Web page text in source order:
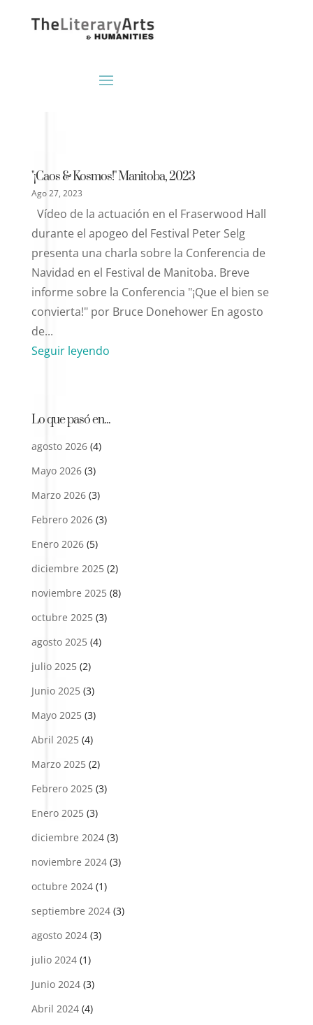
"¡Caos & Kosmos!" Manitoba, 2023
Ago 27, 2023
Vídeo de la actuación en el Fraserwood Hall
durante el apogeo del Festival Peter Selg
presenta una charla sobre la Conferencia de
Navidad en el Festival de Manitoba. Breve
informe sobre la Conferencia "¡Que el bien se
convierta!" por Bruce Donehower En agosto
de...
Seguir leyendo
Lo que pasó en...
agosto 2026(4)
Mayo 2026(3)
Marzo 2026(3)
Febrero 2026(3)
Enero 2026(5)
diciembre 2025(2)
noviembre 2025(8)
octubre 2025(3)
agosto 2025(4)
julio 2025(2)
Junio 2025(3)
Mayo 2025(3)
Abril 2025(4)
Marzo 2025(2)
Febrero 2025(3)
Enero 2025(3)
diciembre 2024(3)
noviembre 2024(3)
octubre 2024(1)
septiembre 2024(3)
agosto 2024(3)
julio 2024(1)
Junio 2024(3)
Abril 2024(4)